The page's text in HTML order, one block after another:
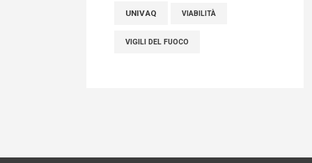
UNIVAQ VIABILITÀ
VIGILI DEL FUOCO